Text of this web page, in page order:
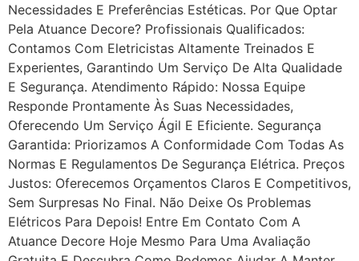
Necessidades E Preferências Estéticas. Por Que Optar
Pela Atuance Decore? Profissionais Qualificados:
Contamos Com Eletricistas Altamente Treinados E
Experientes, Garantindo Um Serviço De Alta Qualidade
E Segurança. Atendimento Rápido: Nossa Equipe
Responde Prontamente Às Suas Necessidades,
Oferecendo Um Serviço Ágil E Eficiente. Segurança
Garantida: Priorizamos A Conformidade Com Todas As
Normas E Regulamentos De Segurança Elétrica. Preços
Justos: Oferecemos Orçamentos Claros E Competitivos,
Sem Surpresas No Final. Não Deixe Os Problemas
Elétricos Para Depois! Entre Em Contato Com A
Atuance Decore Hoje Mesmo Para Uma Avaliação